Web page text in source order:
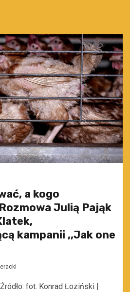
a kogo
Julią Pająk
kampanii ,,Jak one
fot. Konrad Łoziński |